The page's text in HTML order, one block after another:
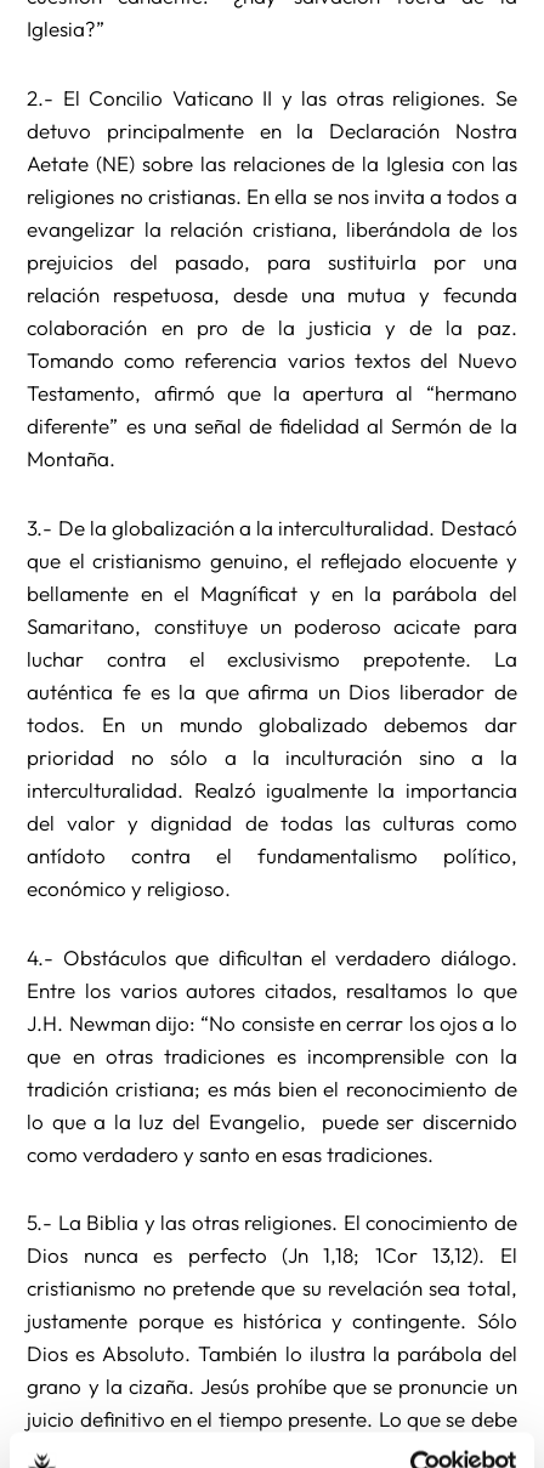
Iglesia?”
2.- El Concilio Vaticano II y las otras religiones. Se
detuvo principalmente en la Declaración Nostra
Aetate (NE) sobre las relaciones de la Iglesia con las
religiones no cristianas. En ella se nos invita a todos a
evangelizar la relación cristiana, liberándola de los
prejuicios del pasado, para sustituirla por una
relación respetuosa, desde una mutua y fecunda
colaboración en pro de la justicia y de la paz.
Tomando como referencia varios textos del Nuevo
Testamento, afirmó que la apertura al “hermano
diferente” es una señal de fidelidad al Sermón de la
Montaña.
3.- De la globalización a la interculturalidad. Destacó
que el cristianismo genuino, el reflejado elocuente y
bellamente en el Magníficat y en la parábola del
Samaritano, constituye un poderoso acicate para
luchar contra el exclusivismo prepotente. La
auténtica fe es la que afirma un Dios liberador de
todos. En un mundo globalizado debemos dar
prioridad no sólo a la inculturación sino a la
interculturalidad. Realzó igualmente la importancia
del valor y dignidad de todas las culturas como
antídoto contra el fundamentalismo político,
económico y religioso.
4.- Obstáculos que dificultan el verdadero diálogo.
Entre los varios autores citados, resaltamos lo que
J.H. Newman dijo: “No consiste en cerrar los ojos a lo
que en otras tradiciones es incomprensible con la
tradición cristiana; es más bien el reconocimiento de
lo que a la luz del Evangelio, puede ser discernido
como verdadero y santo en esas tradiciones.
5.- La Biblia y las otras religiones. El conocimiento de
Dios nunca es perfecto (Jn 1,18; 1Cor 13,12). El
cristianismo no pretende que su revelación sea total,
justamente porque es histórica y contingente. Sólo
Dios es Absoluto. También lo ilustra la parábola del
grano y la cizaña. Jesús prohíbe que se pronuncie un
juicio definitivo en el tiempo presente. Lo que se debe
destacar de Jesús son sus actitudes. El sueño, la